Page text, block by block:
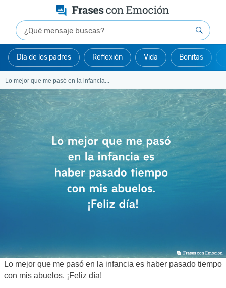
Día de los padres Reflexión Vida Bonitas
Lo mejor que me pasó en la infancia...
Lo mejor que me pasó en la infancia es haber pasado tiempo
con mis abuelos. ¡Feliz día!